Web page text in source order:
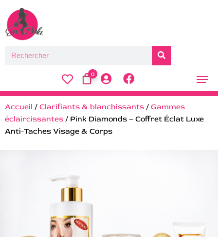
0
Accueil / Clarifiants & blanchissants / Gammes
éclaircissantes / Pink Diamonds – Coffret Éclat Luxe
Anti-Taches Visage & Corps